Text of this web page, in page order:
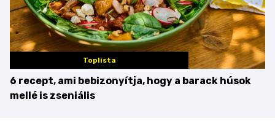
Toplista
6 recept, ami bebizonyítja, hogy a barack húsok
mellé is zseniális